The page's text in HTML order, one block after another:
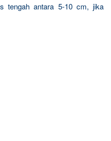
tengah antara 5-10 cm, jika